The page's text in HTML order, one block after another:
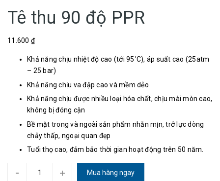
Tê thu 90 độ PPR
11.600 ₫
Khả năng chịu nhiệt độ cao (tới 95 °C), áp suất cao (25atm
– 25 bar)
Khả năng chịu va đập cao và mềm dẻo
Khả năng chịu được nhiều loại hóa chất, chịu mài mòn cao,
không bị đóng cặn
Bề mặt trong và ngoài sản phẩm nhẵn mịn, trở lực dòng
chảy thấp, ngoại quan đẹp
Tuổi thọ cao, đảm bảo thời gian hoạt động trên 50 năm.
- + Mua hàng ngay